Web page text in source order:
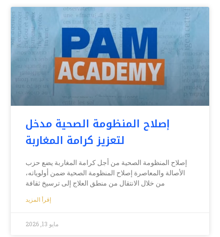
إصلاح المنظومة الصحية مدخل
لتعزيز كرامة المغاربة
إصلاح المنظومة الصحية من أجل كرامة المغاربة يضع حزب
الأصالة والمعاصرة إصلاح المنظومة الصحية ضمن أولوياته،
من خلال الانتقال من منطق العلاج إلى ترسيخ ثقافة
إقرأ المزيد
مايو 13, 2026